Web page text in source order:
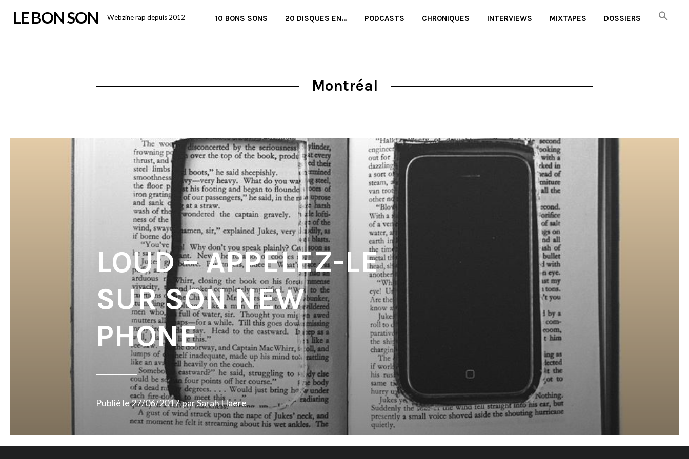
LE BON SON Webzine rap depuis 2012 10 BONS SONS 20 DISQUES EN… PODCASTS CHRONIQUES INTERVIEWS MIXTAPES DOSSIERS
Montréal
LOUD – APPELEZ-LE
SUR SON NEW
PHONE
Publié le27/06/2017 parSarah Haere